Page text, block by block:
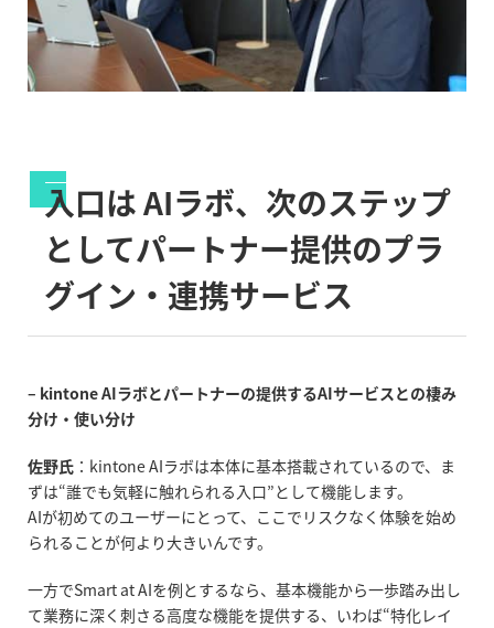
入口はAIラボ、次のステップ
としてパートナー提供のプラ
グイン・連携サービス
– kintone AIラボとパートナーの提供するAIサービスとの棲み
分け・使い分け
佐野氏 ： kintone AIラボは本体に基本搭載されているので、ま
ずは“誰でも気軽に触れられる入口”として機能します。
AIが初めてのユーザーにとって、ここでリスクなく体験を始め
られることが何より大きいんです。
一方でSmart at AIを例とするなら、基本機能から一歩踏み出し
て業務に深く刺さる高度な機能を提供する、いわば“特化レイ